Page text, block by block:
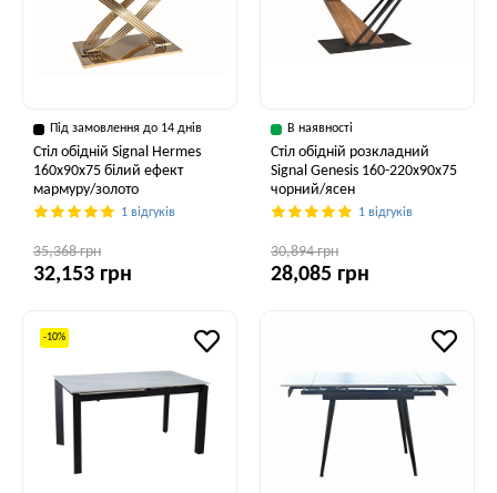
Під замовлення до 14 днів
Стіл обідній Signal Hermes
160x90x75 білий ефект
мармуру/золото
1 відгуків
35,368 грн
32,153 грн
В наявності
Стіл обідній розкладний
Signal Genesis 160-220x90x75
чорний/ясен
1 відгуків
30,894 грн
28,085 грн
-10%